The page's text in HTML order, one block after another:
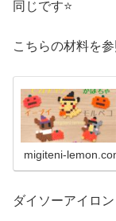
同じです⭐
こちらの材料を
migiteni-
ダイソーアイロ